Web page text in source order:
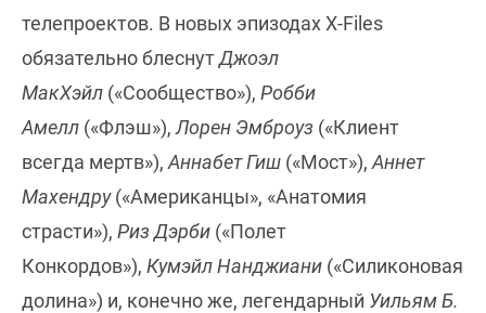
телепроектов. В новых эпизодах X-Files
обязательно блеснутДжоэл
МакХэйл («Сообщество»), Робби
Амелл («Флэш»),Лорен Эмброуз («Клиент
всегда мертв»),Аннабет Гиш («Мост»),Аннет
Махендру(«Американцы», «Анатомия
страсти»), Риз Дэрби («Полет
Конкордов»), Кумэйл Нанджиани («Силиконовая
долина») и, конечно же, легендарный Уильям Б.